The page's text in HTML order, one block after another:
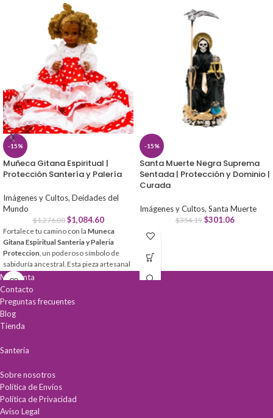
-15%
Muñeca Gitana Espiritual |
Protección Santería y Palería
Imágenes y Cultos, Deidades del
Mundo
$1,276.00 $1,084.60
Fortalece tu camino con la Muneca
Gitana Espiritual Santeria y Paleria
Proteccion , un poderoso símbolo de
sabiduría ancestral. Esta pieza artesanal
actúa como un canal energético para
armonizar tu espacio y atraer
vibraciones positivas.
Protección Total:
contra malas vibras y energías negativas.
claridad en tus rituales.
-15%
Santa Muerte Negra Suprema
Sentada | Protección y Dominio |
Curada
Imágenes y Cultos, Santa Muerte
$354.19 $301.06
Mi cuenta
Contacto
Preguntas frecuentes
Blog
Tienda
Santería
Sobre nosotros
Política de Envíos
Política de Privacidad
Aviso Legal